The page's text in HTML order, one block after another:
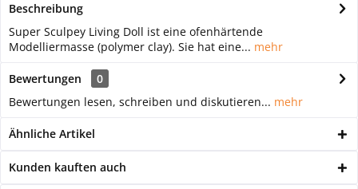
Beschreibung
Super Sculpey Living Doll ist eine ofenhärtende
Modelliermasse (polymer clay). Sie hat eine... mehr
Bewertungen
0
Bewertungen lesen, schreiben und diskutieren... mehr
Ähnliche Artikel
Kunden kauften auch